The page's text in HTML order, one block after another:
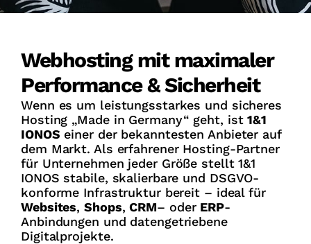
Webhosting mit maximaler
Performance & Sicherheit
Wenn es um leistungsstarkes und sicheres
Hosting „Made in Germany“ geht, ist1&1
IONOS einer der bekanntesten Anbieter auf
dem Markt. Als erfahrener Hosting-Partner
für Unternehmen jeder Größe stellt 1&1
IONOS stabile, skalierbare und DSGVO-
konforme Infrastruktur bereit – ideal für
Websites,Shops,CRM– oder ERP-
Anbindungen und datengetriebene
Digitalprojekte.